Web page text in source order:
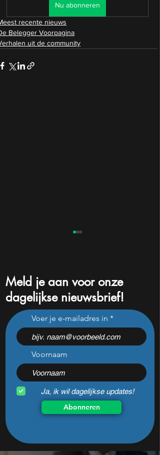
Nu abonneren
recente nieuws
Belegger Voorpagina
uit de community
Dit aandeel uit mijn
portefeuille kondigt een
grote AI-update aan
Meld je aan voor onze
dagelijkse nieuwsbrief!
Voer je e-mailadres in
Voornaam
Ja, ik wil dagelijkse updates!
Abonneren